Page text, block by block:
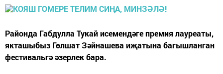
Районда Габдулла Тукай исемендәге премия лауреаты,
якташыбыз Гөлшат Зәйнашева иҗатына багышланган
фестивальгә әзерлек бара.